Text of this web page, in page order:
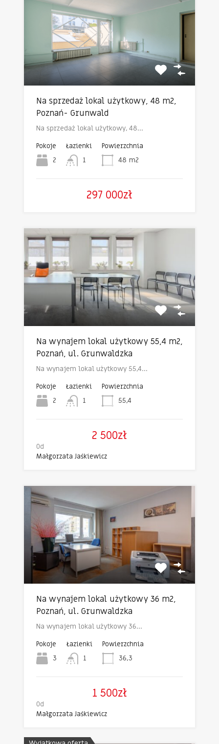
Na sprzedaż lokal użytkowy, 48 m2,
Poznań- Grunwald
Na sprzedaż lokal użytkowy, 48…
Pokoje
2
Łazienki
1
Powierzchnia
48 m2
297 000zł
Na wynajem lokal użytkowy 55,4 m2,
Poznań, ul. Grunwaldzka
Na wynajem lokal użytkowy 55,4…
Pokoje
2
Łazienki
1
Powierzchnia
55,4
2 500zł
Od
Małgorzata Jaśkiewicz
Na wynajem lokal użytkowy 36 m2,
Poznań, ul. Grunwaldzka
Na wynajem lokal użytkowy 36…
Pokoje
3
Łazienki
1
Powierzchnia
36,3
1 500zł
Od
Małgorzata Jaśkiewicz